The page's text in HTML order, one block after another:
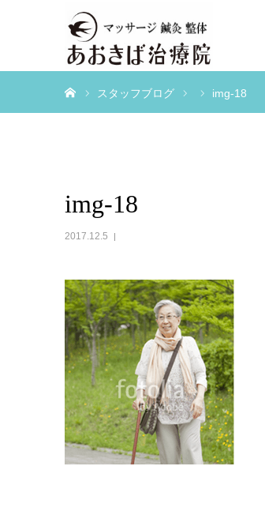
スタッフブログ img-18
img-18
2017.12.5